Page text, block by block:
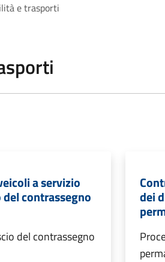
e trasporti
a servizio
contrassegno
del contrassegno
dei